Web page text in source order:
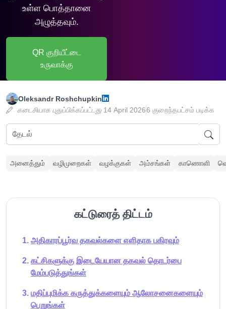
உள்ள பொத்தானை
அழுத்தவும்.
QR குறியீட்டை
உருவாக்கு
Oleksandr Roshchupkin
கடைசியாக புதுப்பிக்கப்பட்டது14 April 20266 குறைந்தபட்சம் படிக்க
அனைத்தும் வழிமுறைகள் வழக்குகள் அம்சங்கள் காணொளி
கட்டுரைத் திட்டம்
அதிகாரப்பூர்வ தகவல்களை எளிதாக பகிரவும்
கட்சிகளுக்கு இடையேயான தகவல் தொடர்பை
மேம்படுத்துங்கள்
மதிப்புமிக்க கருத்துக்களையும் ஆலோசனைகளையும்
பெறுங்கள்